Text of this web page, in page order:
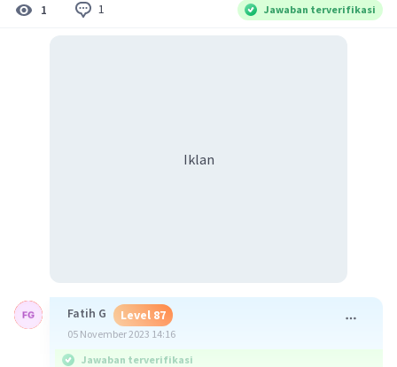
1 1 Jawaban terverifikasi
Iklan
Fatih G Level 87
05 November 2023 14:16
Jawaban terverifikasi